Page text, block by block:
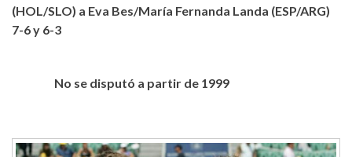
(HOL/SLO) a Eva Bes/María Fernanda Landa (ESP/ARG)
7-6 y 6-3
No se disputó a partir de 1999